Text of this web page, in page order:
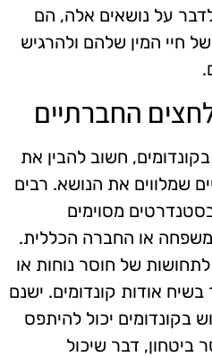
על נושאים אלה, הם
חיי המין שלהם ולהרגיש
החברתיים
חשוב להבין את
שמלווים את הנושא. רבים
מסוימים
משפחה או החברה הכללית.
של חוסר נוחות או
אודות קונדומים. ישנם
בקונדומים יכול להיתפס
ביטחון, דבר שיכול